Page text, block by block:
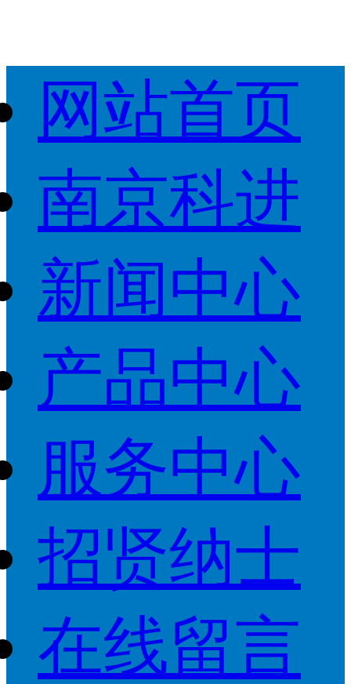
网站首页
南京科进
新闻中心
产品中心
服务中心
招贤纳士
在线留言